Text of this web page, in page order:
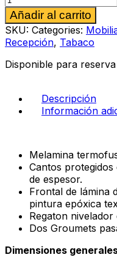
223
color
chocolate
cantidad
Añadir al carrito
SKU: Categories:
Recepción, Tabaco
Disponible para reserva
Descripción
Información
Melamina
Cantos protegidos
de espesor.
Frontal de lámina
pintura epóxica
Regaton
Dos Groumets
Dimensiones